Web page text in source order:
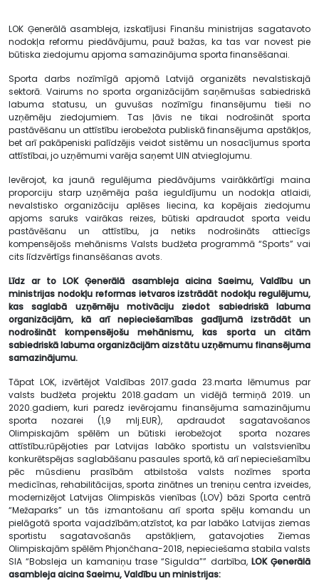
LOK Ģenerālā asambleja, izskatījusi Finanšu ministrijas sagatavoto
nodokļa reformu piedāvājumu, pauž bažas, ka tas var novest pie
būtiska ziedojumu apjoma samazinājuma sporta finansēšanai.
Sporta darbs nozīmīgā apjomā Latvijā organizēts nevalstiskajā
sektorā. Vairums no sporta organizācijām saņēmušas sabiedriskā
labuma statusu, un guvušas nozīmīgu finansējumu tieši no
uzņēmēju ziedojumiem. Tas ļāvis ne tikai nodrošināt sporta
pastāvēšanu un attīstību ierobežota publiskā finansējuma apstākļos,
bet arī pakāpeniski palīdzējis veidot sistēmu un nosacījumus sporta
attīstībai, jo uzņēmumi varēja saņemt UIN atvieglojumu.
Ievērojot, ka jaunā regulējuma piedāvājums vairākkārtīgi maina
proporciju starp uzņēmēja paša ieguldījumu un nodokļa atlaidi,
nevalstisko organizāciju aplēses liecina, ka kopējais ziedojumu
apjoms saruks vairākas reizes, būtiski apdraudot sporta veidu
pastāvēšanu un attīstību, ja netiks nodrošināts attiecīgs
kompensējošs mehānisms Valsts budžeta programmā “Sports” vai
cits līdzvērtīgs finansēšanas avots.
Līdz ar to LOK Ģenerālā asamblejaaicina Saeimu, Valdību un
ministrijas nodokļu reformas ietvaros izstrādāt nodokļu regulējumu,
kas saglabā uzņēmēju motivāciju ziedot sabiedriskā labuma
organizācijām, kā arī nepieciešamības gadījumā izstrādāt un
nodrošināt kompensējošu mehānismu, kas sporta un citām
sabiedriskā labuma organizācijām aizstātu uzņēmumu finansējuma
samazinājumu.
Tāpat LOK, izvērtējot Valdības 2017.gada 23.marta lēmumus par
valsts budžeta projektu 2018.gadam un vidējā termiņā 2019. un
2020.gadiem, kuri paredz ievērojamu finansējuma samazinājumu
sporta nozarei (1,9 mlj.EUR), apdraudot sagatavošanos
Olimpiskajām spēlēm un būtiski ierobežojot sporta nozares
attīstību;rūpējoties par Latvijas labāko sportistu un valstsvienību
konkurētspējas saglabāšanu pasaules sportā, kā arī nepieciešamību
pēc mūsdienu prasībām atbilstoša valsts nozīmes sporta
medicīnas, rehabilitācijas, sporta zinātnes un treniņu centra izveides,
modernizējot Latvijas Olimpiskās vienības (LOV) bāzi Sporta centrā
“Mežaparks” un tās izmantošanu arī sporta spēļu komandu un
pielāgotā sporta vajadzībām;atzīstot, ka par labāko Latvijas ziemas
sportistu sagatavošanās apstākļiem, gatavojoties Ziemas
Olimpiskajām spēlēm Phjončhana-2018, nepieciešama stabila valsts
SIA “Bobsleja un kamaniņu trase “Sigulda”” darbība, LOK Ģenerālā
asambleja aicina Saeimu, Valdību un ministrijas: